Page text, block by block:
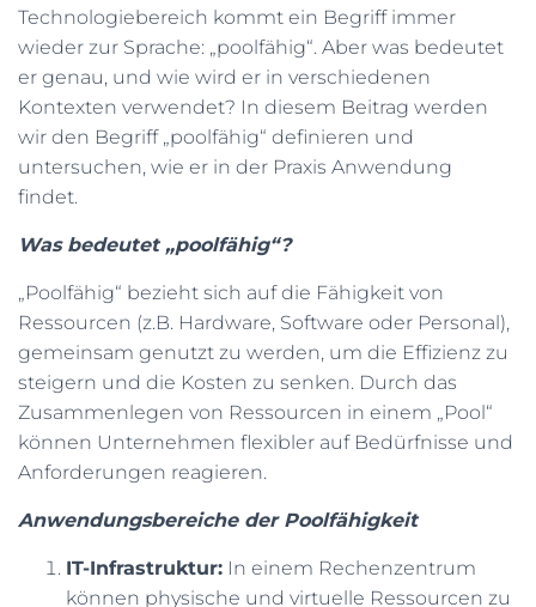
L
T
Technologiebereich kommt ein Begriff immer
wieder zur Sprache: „poolfähig“. Aber was bedeutet
er genau, und wie wird er in verschiedenen
Kontexten verwendet? In diesem Beitrag werden
wir den Begriff „poolfähig“ definieren und
untersuchen, wie er in der Praxis Anwendung
findet.
Was bedeutet „poolfähig“?
„Poolfähig“ bezieht sich auf die Fähigkeit von
Ressourcen (z.B. Hardware, Software oder Personal),
gemeinsam genutzt zu werden, um die Effizienz zu
steigern und die Kosten zu senken. Durch das
Zusammenlegen von Ressourcen in einem „Pool“
können Unternehmen flexibler auf Bedürfnisse und
Anforderungen reagieren.
Anwendungsbereiche der Poolfähigkeit
IT-Infrastruktur: In einem Rechenzentrum
können physische und virtuelle Ressourcen zu